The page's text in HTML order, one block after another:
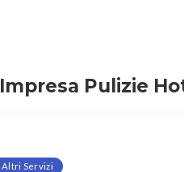
Impresa Pulizie
Altri Servizi